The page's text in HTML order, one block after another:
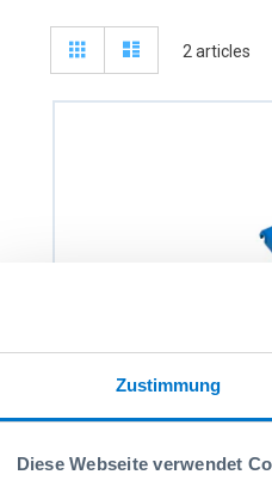
Zustimmung
Diese Webseite verwendet
View
2 articles
PR Grande Poignée L-
Réf: 6000011405